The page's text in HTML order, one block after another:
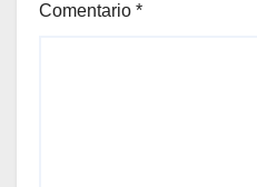
Comentario *